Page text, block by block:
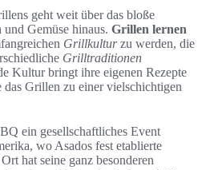
geht weit über das bloße
Gemüse hinaus. Grillen lernen
Grillkulturzu werden, die
Grilltraditionen
Kultur bringt ihre eigenen Rezepte
Grillen zu einer vielschichtigen
ein gesellschaftliches Event
wo Asados fest etablierte
hat seine ganz besonderen